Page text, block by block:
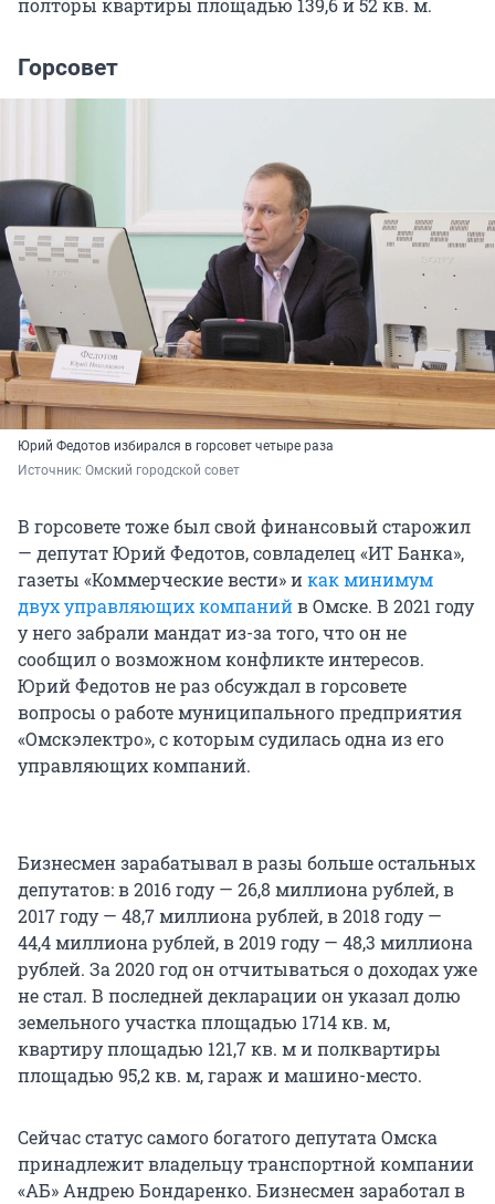
полторы квартиры площадью 139,6 и 52 кв. м.
Горсовет
Юрий Федотов избирался в горсовет четыре раза
Источник: Омский городской совет
В горсовете тоже был свой финансовый старожил
— депутат Юрий Федотов, совладелец «ИТ Банка»,
газеты «Коммерческие вести» икак минимум
двух управляющих компанийв Омске. В 2021 году
у него забрали мандат из-за того, что он не
сообщил о возможном конфликте интересов.
Юрий Федотов не раз обсуждал в горсовете
вопросы о работе муниципального предприятия
«Омскэлектро», с которым судилась одна из его
управляющих компаний.
Бизнесмен зарабатывал в разы больше остальных
депутатов: в 2016 году — 26,8 миллиона рублей, в
2017 году — 48,7 миллиона рублей, в 2018 году —
44,4 миллиона рублей, в 2019 году — 48,3 миллиона
рублей. За 2020 год он отчитываться о доходах уже
не стал. В последней декларации он указал долю
земельного участка площадью 1714 кв. м,
квартиру площадью 121,7 кв. м и полквартиры
площадью 95,2 кв. м, гараж и машино-место.
Сейчас статус самого богатого депутата Омска
принадлежит владельцу транспортной компании
«АБ» Андрею Бондаренко. Бизнесмен заработал в